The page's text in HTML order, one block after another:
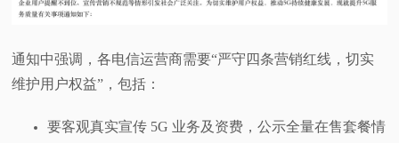
通知中强调，各电信运营商需要“严守四条营销红线，切实
维护用户权益”，包括：
要客观真实宣传 5G 业务及资费，公示全量在售套餐情